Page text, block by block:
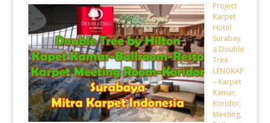
Project
Karpet
Hotel
Surabay
a Double
Tree
LENGKAP
– Karpet
Kamar,
Koridor,
Meeting,